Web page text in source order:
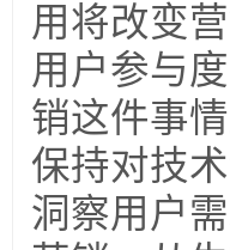
用将改变
用户参与
销这件事
保持对技
洞察用户